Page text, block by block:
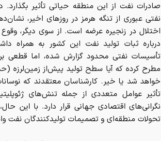
صادرات نفت از این منطقه حیاتی تأثیر
نفتی عبوری از تنگه هرمز در روزهای اخیر،
اختلال در زنجیره عرضه است. از سوی دیگر، وقوع
درباره ثبات تولید نفت این کشور به همراه
تأسیسات نفتی محدود گزارش شده، اما قطعی
خواهد شد یا خیر. کارشناسان معتقدند که
تأثیر عوامل متعددی از جمله تنش‌های
نگرانی‌های اقتصادی جهانی قرار دارد. با این
تحولات منطقه‌ای و تصمیمات تولیدکنندگان نفت